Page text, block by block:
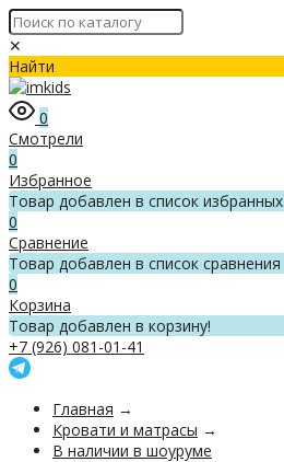
✕
Найти
0
Смотрели
0
Избранное
Товар добавлен в список избранных
0
Сравнение
Товар добавлен в список сравнения
0
Корзина
Товар добавлен в корзину!
+7 (926) 081-01-41
Главная →
Кровати и матрасы →
В наличии в шоуруме